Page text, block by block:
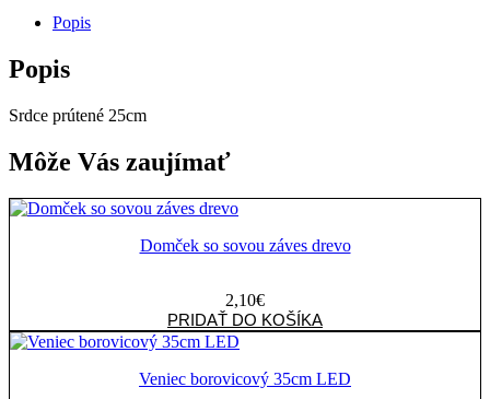
Popis
Popis
Srdce prútené 25cm
Môže Vás zaujímať
Domček so sovou záves drevo
2,10€
množstvo
Domček
sovou
PRIDAŤ DO KOŠÍKA
Veniec borovicový 35cm LED